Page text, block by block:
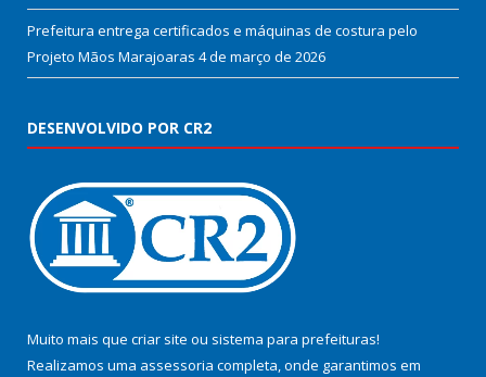
Prefeitura entrega certificados e máquinas de costura pelo
Projeto Mãos Marajoaras 4 de março de 2026
DESENVOLVIDO POR CR2
Muito mais que criar site ou sistema para prefeituras!
Realizamos uma assessoria completa, onde garantimos em